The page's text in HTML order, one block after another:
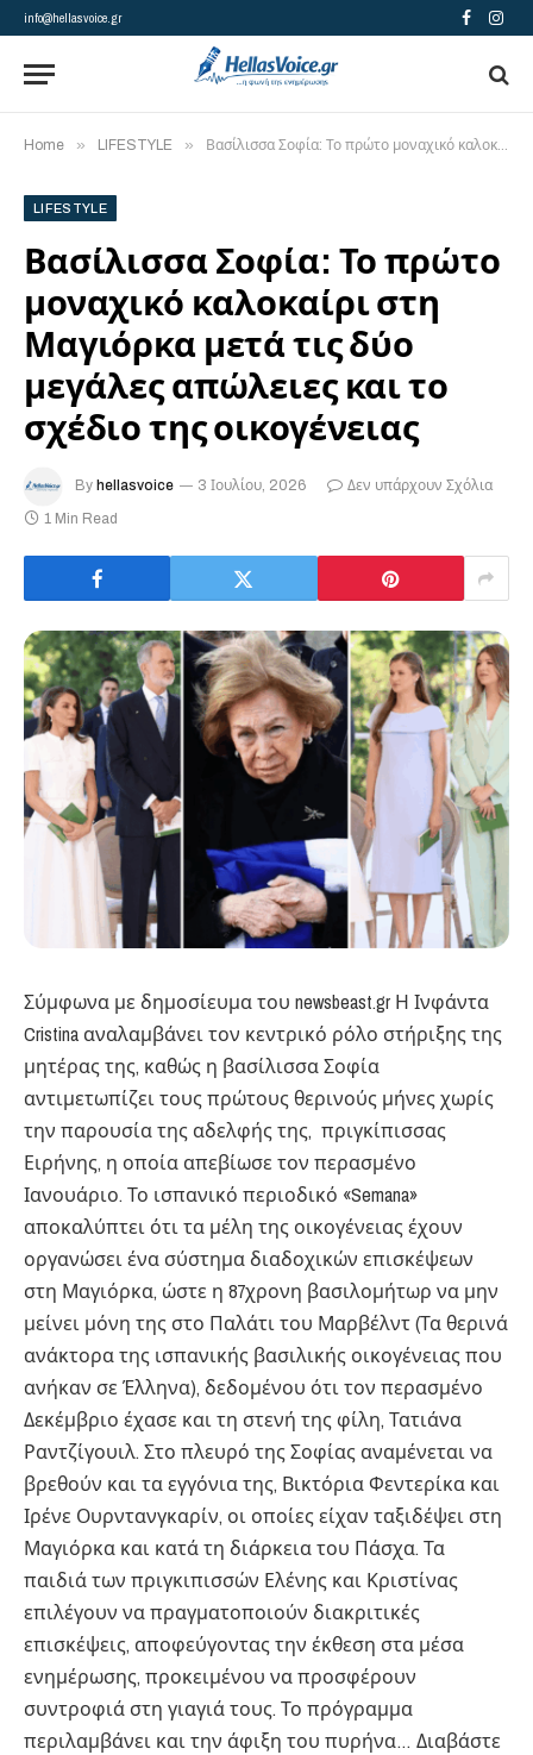
info@hellasvoice.gr Facebook
Home » LIFESTYLE » Βασίλισσα Σοφία: Το πρώτο μοναχικό καλοκαίρι στη Μαγιόρκα μετά τις δύο μεγάλες απώλειες και το σχέδιο της οικογένειας
LIFESTYLE
Βασίλισσα Σοφία: Το πρώτο
μοναχικό καλοκαίρι στη
Μαγιόρκα μετά τις δύο
μεγάλες απώλειες και το
σχέδιο της οικογένειας
By hellasvoice 3 Ιουλίου, 2026
Δεν υπάρχουν Σχόλια
1 Min Read
Σύμφωνα με δημοσίευμα του newsbeast.gr ​Η Ινφάντα
Cristina αναλαμβάνει τον κεντρικό ρόλο στήριξης της
μητέρας της, καθώς η βασίλισσα Σοφία
αντιμετωπίζει τους πρώτους θερινούς μήνες χωρίς
την παρουσία της αδελφής της, πριγκίπισσας
Ειρήνης, η οποία απεβίωσε τον περασμένο
Ιανουάριο. Το ισπανικό περιοδικό «Semana»
αποκαλύπτει ότι τα μέλη της οικογένειας έχουν
οργανώσει ένα σύστημα διαδοχικών επισκέψεων
στη Μαγιόρκα, ώστε η 87χρονη βασιλομήτωρ να μην
μείνει μόνη της στο Παλάτι του Μαρβέλντ (Τα θερινά
ανάκτορα της ισπανικής βασιλικής οικογένειας που
ανήκαν σε Έλληνα), δεδομένου ότι τον περασμένο
Δεκέμβριο έχασε και τη στενή της φίλη, Τατιάνα
Ραντζίγουιλ. Στο πλευρό της Σοφίας αναμένεται να
βρεθούν και τα εγγόνια της, Βικτόρια Φεντερίκα και
Ιρένε Ουρντανγκαρίν, οι οποίες είχαν ταξιδέψει στη
Μαγιόρκα και κατά τη διάρκεια του Πάσχα. Τα
παιδιά των πριγκιπισσών Ελένης και Κριστίνας
επιλέγουν να πραγματοποιούν διακριτικές
επισκέψεις, αποφεύγοντας την έκθεση στα μέσα
ενημέρωσης, προκειμένου να προσφέρουν
συντροφιά στη γιαγιά τους. Το πρόγραμμα
περιλαμβάνει και την άφιξη του πυρήνα… Διαβάστε